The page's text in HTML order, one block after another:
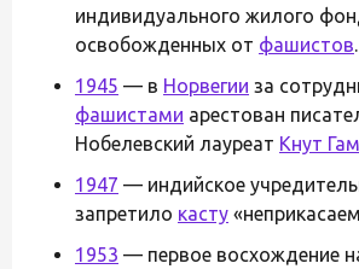
индивидуального жилого
освобожденных от фашистов.
1945 — в Норвегии за
фашистами арестован
Нобелевский лауреат Кнут
1947 — индийское
запретило касту
1953 — первое восхождение